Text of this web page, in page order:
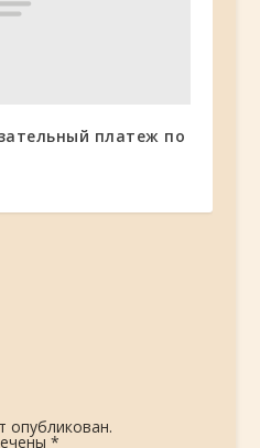
платеж по
опубликован.
*